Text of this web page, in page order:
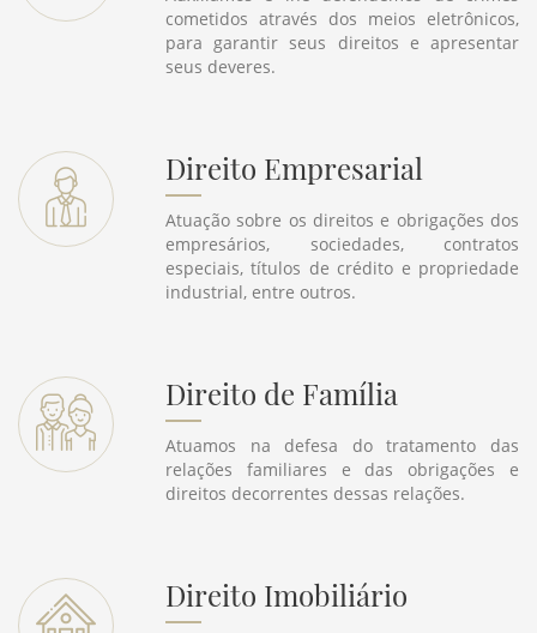
cometidos através dos meios eletrônicos,
para garantir seus direitos e apresentar
seus deveres.
Direito Empresarial
Atuação sobre os direitos e obrigações dos
empresários, sociedades, contratos
especiais, títulos de crédito e propriedade
industrial, entre outros.
Direito de Família
Atuamos na defesa do tratamento das
relações familiares e das obrigações e
direitos decorrentes dessas relações.
Direito Imobiliário